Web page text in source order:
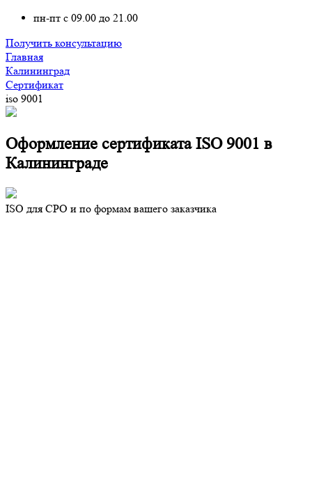
пн-пт с 09.00 до 21.00
Получить консультацию
Главная
Калининград
Сертификат
iso 9001
Оформление сертификата ISO 9001 в
Калининграде
ISO для СРО и по формам вашего заказчика